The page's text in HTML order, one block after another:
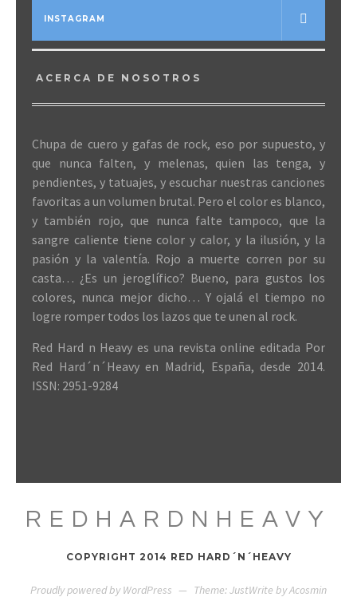
INSTAGRAM
ACERCA DE NOSOTROS
Chupa de cuero y gafas de rock, eso por supuesto, y
que nunca falten, y melenas, quien las tenga, y
pendientes, y tatuajes, y escuchar nuestras canciones
favoritas a un volumen brutal. Pero el color es blanco,
y también rojo, que nunca falte tampoco, que la
sangre caliente tiene color y calor, y la ilusión, y la
pasión y la valentía. Rojo a muerte corren por su
casta… ¿Es un jeroglífico? Bueno, para gustos los
colores, nunca mejor dicho… Y ojalá el tiempo no
logre romper todos los lazos que te unen al rock.
Red Hard n Heavy es una revista online editada Por
Red Hard´n´Heavy en Madrid, España, desde 2014.
ISSN: 2951-9284
REDHARDNHEAVY
COPYRIGHT 2014 RED HARD´N´HEAVY
Proudly powered by WordPress — Theme: JustWrite byAcosmin